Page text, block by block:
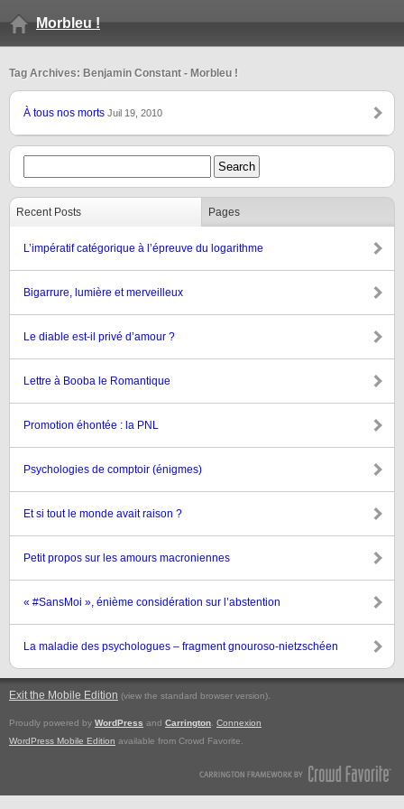
Morbleu !
Tag Archives: Benjamin Constant - Morbleu !
À tous nos morts Juil 19, 2010
Recent Posts Pages
L’impératif catégorique à l’épreuve du logarithme
Bigarrure, lumière et merveilleux
Le diable est-il privé d’amour ?
Lettre à Booba le Romantique
Promotion éhontée : la PNL
Psychologies de comptoir (énigmes)
Et si tout le monde avait raison ?
Petit propos sur les amours macroniennes
« #SansMoi », énième considération sur l’abstention
La maladie des psychologues – fragment gnouroso-nietzschéen
Exit the Mobile Edition (view the standard browser version).
Proudly powered by WordPress and Carrington Connexion
WordPress Mobile Edition available from Crowd Favorite.